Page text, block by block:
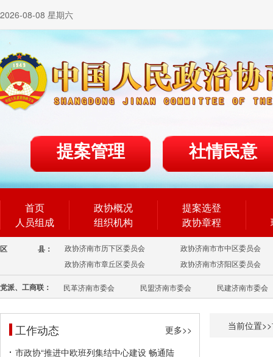
2026-08-08 星期六
提案管理 社情民意
首页
人员组成
政协概况
组织机构
提案选登
政协章程
区 县： 政协济南市历下区委员会
政协济南市市中区委员会
政协济南市章丘区委员会
政协济南市济阳区委员会
党派、工商联： 民革济南市委会 民盟济南市委会 民建济南市委会
工作动态
更多>>
市政协“推进中欧班列集结中心建设 畅通陆
当前位置>>